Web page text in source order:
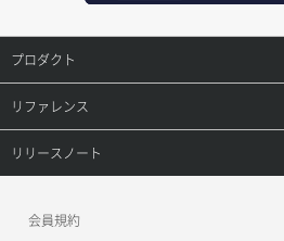
ネットワーク一覧取得
メンバー更新
メンバー詳細取得
メンバー追加
オブジェクト複製
オブジェクト詳細取得
コンテナ一覧取得
コンテナ作成
コンテナ削除
レコード更新
レコード詳細取得
プロダクト
プロダクトトップ
ConoHa VPS(Ver.3.0)
ConoHa for GAME
リファレンス
リファレンストップ
リリースノート
会員規約